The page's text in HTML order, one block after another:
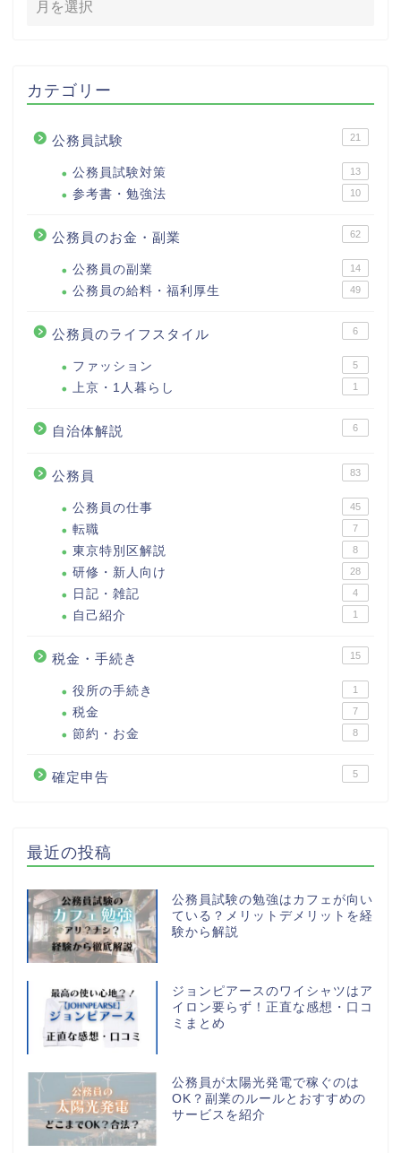
カテゴリー
公務員試験 21
公務員試験対策 13
参考書・勉強法 10
公務員のお金・副業 62
公務員の副業 14
公務員の給料・福利厚生 49
公務員のライフスタイル 6
ファッション 5
上京・1人暮らし 1
自治体解説 6
公務員 83
公務員の仕事 45
転職 7
東京特別区解説 8
研修・新人向け 28
日記・雑記 4
自己紹介 1
税金・手続き 15
役所の手続き 1
税金 7
節約・お金 8
確定申告 5
最近の投稿
公務員試験の勉強はカフェが向い
ている？メリットデメリットを経
験から解説
ジョンピアースのワイシャツはア
イロン要らず！正直な感想・口コ
ミまとめ
公務員が太陽光発電で稼ぐのは
OK？副業のルールとおすすめの
サービスを紹介